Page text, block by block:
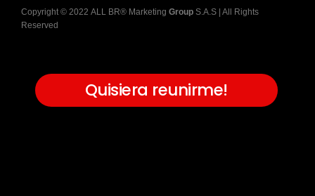
Copyright © 2022 ALL BR® Marketing Group S.A.S | All Rights
Reserved
Quisiera reunirme!